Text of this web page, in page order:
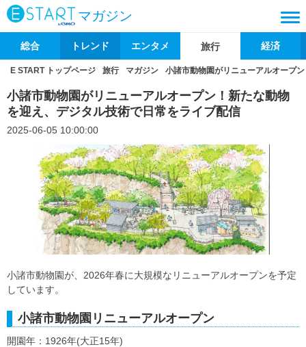
マガジン
総合 トレンド エンタメ 旅行 経済
E START トップページ 旅行 マガジン 小諸市動物園がリニューアルオープ
小諸市動物園がリニューアルオープン！新たな動物
を迎え、デジタル技術で日常をライブ配信
2025-06-05 10:00:00
小諸市動物園が、2026年春に大規模なリニューアルオープンを予定
しています。
小諸市動物園リニューアルオープン
開園年：1926年(大正15年)